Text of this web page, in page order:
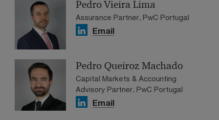
Pedro Vieira Lima
Assurance Partner, PwC Portugal
Email
Pedro Queiroz Machado
Capital Markets & Accounting
Advisory Partner, PwC Portugal
Email